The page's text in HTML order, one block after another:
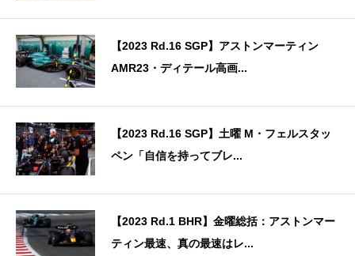
【2023 Rd.16 SGP】アストンマーティン
AMR23・ディテール高画...
【2023 Rd.16 SGP】土曜 M・フェルスタッ
ペン「自信を持ってブレ...
【2023 Rd.1 BHR】金曜総括：アストンマー
ティン最速、真の最速はレ...